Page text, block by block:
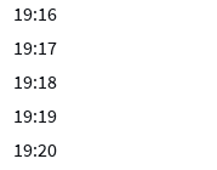
19:16
19:17
19:18
19:19
19:20